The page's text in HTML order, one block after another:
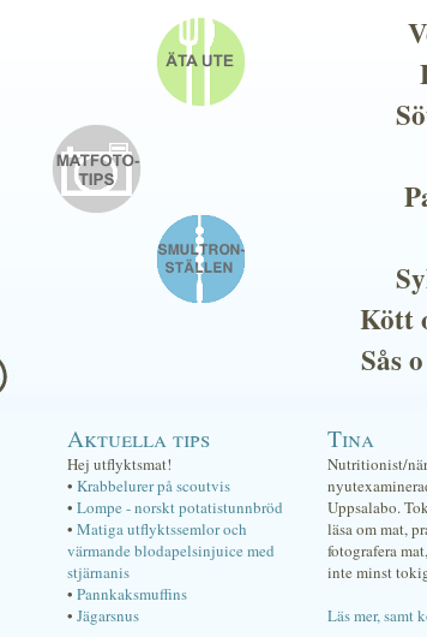
Kött
Sås
Aktuella tips
Hej utflyktsmat!
• Krabbelurer på scoutvis
• Lompe - norskt potatistunnbröd
• Matiga utflyktssemlor och
värmande blodapelsinjuice med
stjärnanis
• Pannkaksmuffins
• Jägarsnus
Tina
Nutritionist/
Uppsalabo.
läsa om mat,
fotografera
inte minst
Läs mer, samt